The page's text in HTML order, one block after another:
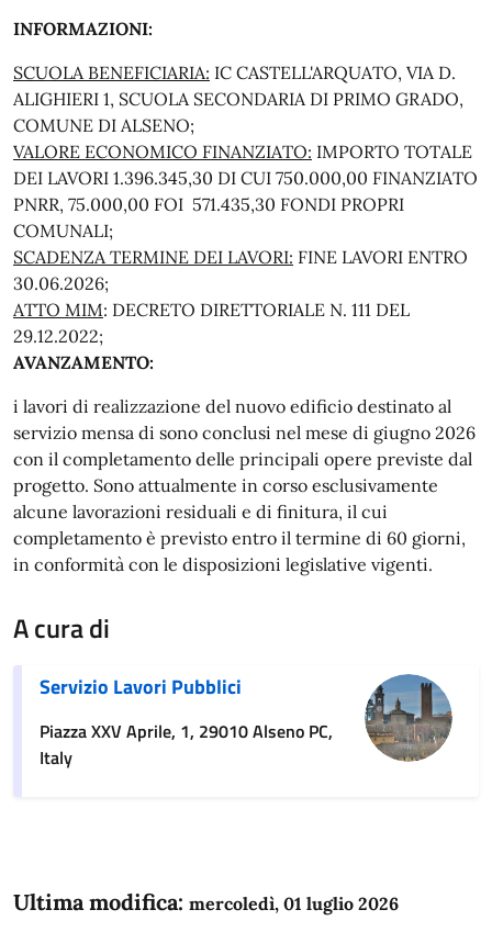
INFORMAZIONI:
SCUOLA BENEFICIARIA: IC CASTELL'ARQUATO, VIA D.
ALIGHIERI 1, SCUOLA SECONDARIA DI PRIMO GRADO,
COMUNE DI ALSENO;
VALORE ECONOMICO FINANZIATO: IMPORTO TOTALE
DEI LAVORI 1.396.345,30 DI CUI 750.000,00 FINANZIATO
PNRR, 75.000,00 FOI 571.435,30 FONDI PROPRI
COMUNALI;
SCADENZA TERMINE DEI LAVORI: FINE LAVORI ENTRO
30.06.2026;
ATTO MIM: DECRETO DIRETTORIALE N. 111 DEL
29.12.2022;
AVANZAMENTO:
i lavori di realizzazione del nuovo edificio destinato al
servizio mensa di sono conclusi nel mese di giugno 2026
con il completamento delle principali opere previste dal
progetto. Sono attualmente in corso esclusivamente
alcune lavorazioni residuali e di finitura, il cui
completamento è previsto entro il termine di 60 giorni,
in conformità con le disposizioni legislative vigenti.
A cura di
Servizio Lavori Pubblici
Piazza XXV Aprile, 1, 29010 Alseno PC,
Italy
Ultima modifica: mercoledì, 01 luglio 2026